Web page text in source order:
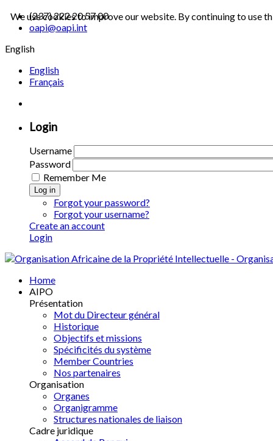
(237) 222 20 57 00
oapi@oapi.int
English
English
Français
Login
Username
Password
Remember Me
Log in
Forgot your password?
Forgot your username?
Create an account
Login
Home
AIPO
Présentation
Mot du Directeur général
Historique
Objectifs et missions
Spécificités du système
Member Countries
Nos partenaires
Organisation
Organes
Organigramme
Structures nationales de liaison
Cadre juridique
We use cookies to improve our website. By continuing to use